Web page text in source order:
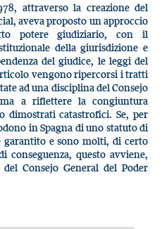
attraverso la creazione del
aveva proposto un approccio
potere giudiziario, con il
della giurisdizione e
del giudice, le leggi del
vengono ripercorsi i tratti
ad una disciplina del Consejo
a riflettere la congiuntura
dimostrati catastrofici. Se, per
in Spagna di uno statuto di
garantito e sono molti, di certo
conseguenza, questo avviene,
Consejo General del Poder